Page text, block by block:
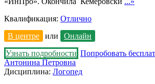
Квалификация: Отлично
В центре
или
Онлайн
Узнать подробности Попробовать
Антонина Петровна
Дисциплина: Логопед